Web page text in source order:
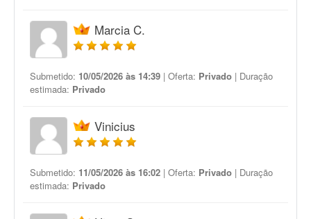
Marcia C.
Submetido: 10/05/2026 às 14:39 | Oferta: Privado | Duração
estimada: Privado
Vinicius
Submetido: 11/05/2026 às 16:02 | Oferta: Privado | Duração
estimada: Privado